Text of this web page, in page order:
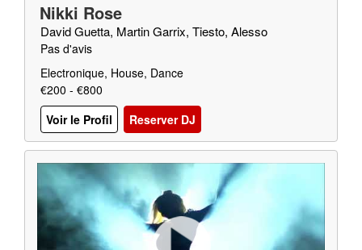
Nikki Rose
David Guetta, Martin Garrix, Tiesto, Alesso
Pas d'avis
Electronique, House, Dance
€200 - €800
Voir le Profil
Reserver DJ